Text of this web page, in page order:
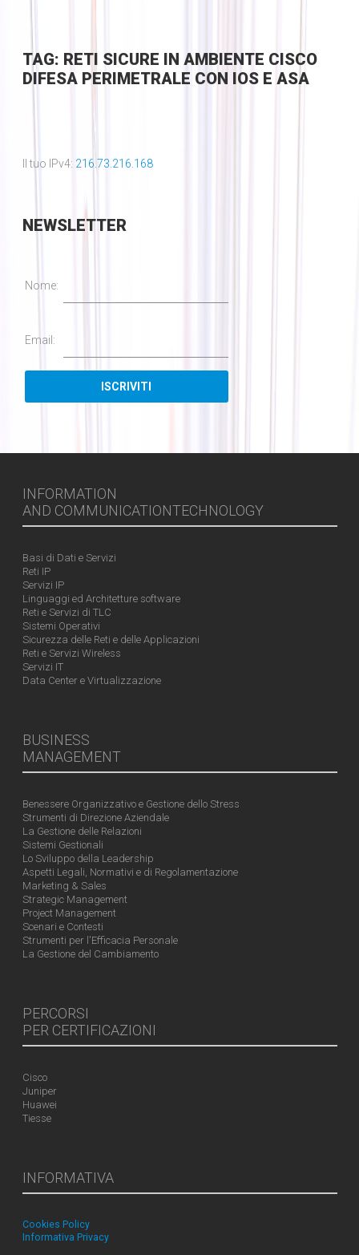
TAG: RETI SICURE IN AMBIENTE CISCO
DIFESA PERIMETRALE CON IOS E ASA
Il tuo IPv4: 216.73.216.168
NEWSLETTER
Nome:
Email:
INFORMATION
AND COMMUNICATIONTECHNOLOGY
Basi di Dati e Servizi
Reti IP
Servizi IP
Linguaggi ed Architetture software
Reti e Servizi di TLC
Sistemi Operativi
Sicurezza delle Reti e delle Applicazioni
Reti e Servizi Wireless
Servizi IT
Data Center e Virtualizzazione
BUSINESS
MANAGEMENT
Benessere Organizzativo e Gestione dello Stress
Strumenti di Direzione Aziendale
La Gestione delle Relazioni
Sistemi Gestionali
Lo Sviluppo della Leadership
Aspetti Legali, Normativi e di Regolamentazione
Marketing & Sales
Strategic Management
Project Management
Scenari e Contesti
Strumenti per l'Efficacia Personale
La Gestione del Cambiamento
PERCORSI
PER CERTIFICAZIONI
Cisco
Juniper
Huawei
Tiesse
INFORMATIVA
Cookies Policy
Informativa Privacy